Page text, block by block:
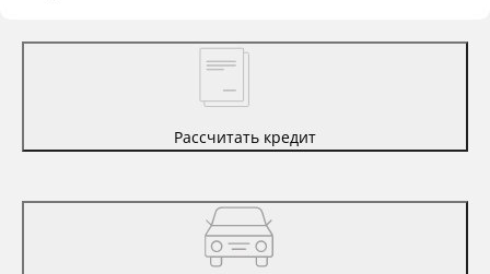
Рассчитать кредит